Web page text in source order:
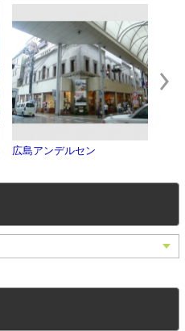
広島アンデルセン